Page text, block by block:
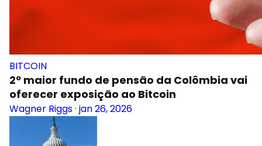
BITCOIN
2º maior fundo de pensão da Colômbia vai
oferecer exposição ao Bitcoin
Wagner Riggs· jan 26, 2026